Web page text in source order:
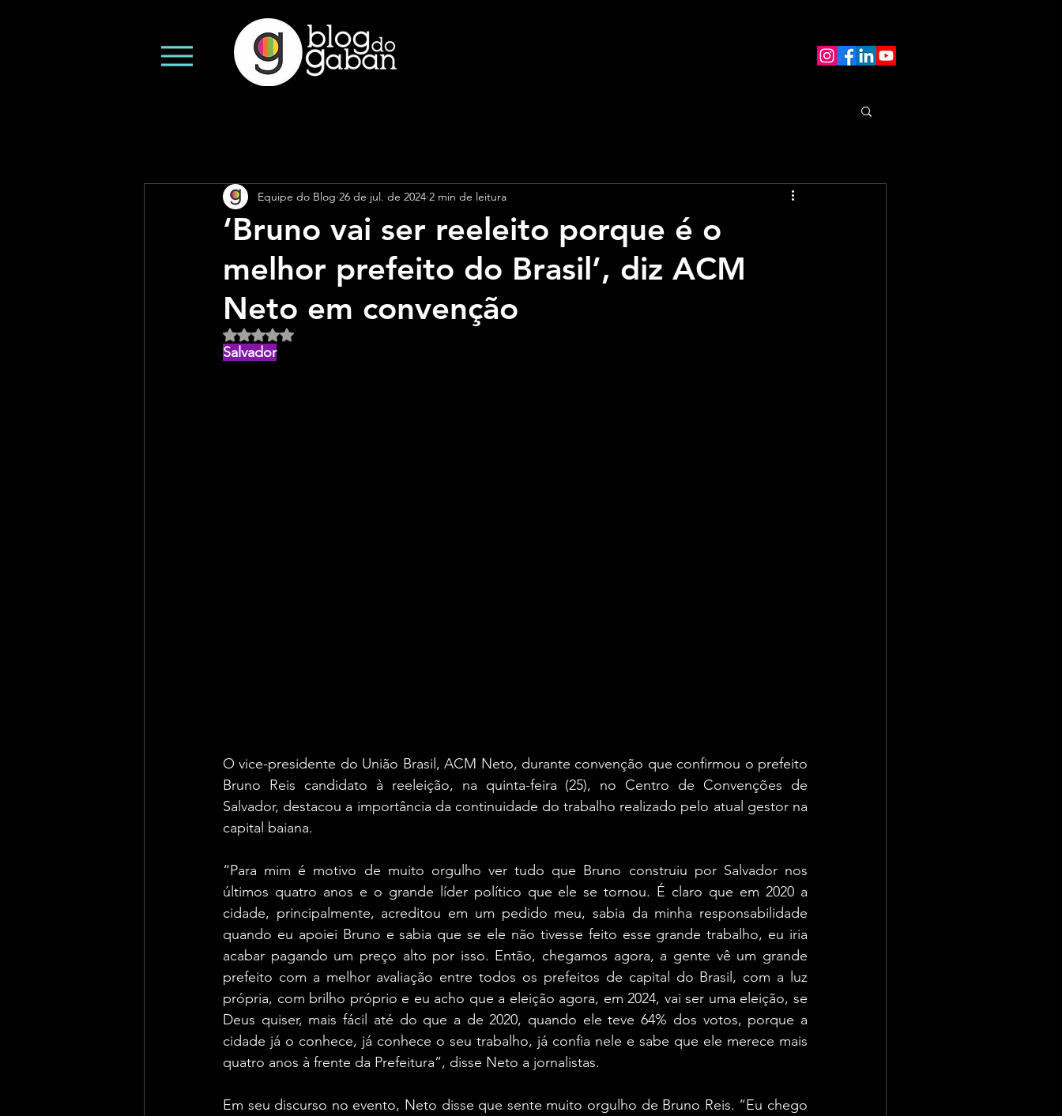
‘Bruno vai ser reeleito porque é o
melhor prefeito do Brasil’, diz ACM
Neto em convenção
Equipe do Blog 26 de jul. de 2024 2 min de leitura
Avaliado com NaN de 5 estrelas.
Salvador
O vice-presidente do União Brasil, ACM Neto, durante convenção que confirmou o prefeito
Bruno Reis candidato à reeleição, na quinta-feira (25), no Centro de Convenções de
Salvador, destacou a importância da continuidade do trabalho realizado pelo atual gestor na
capital baiana.
“Para mim é motivo de muito orgulho ver tudo que Bruno construiu por Salvador nos
últimos quatro anos e o grande líder político que ele se tornou. É claro que em 2020 a
cidade, principalmente, acreditou em um pedido meu, sabia da minha responsabilidade
quando eu apoiei Bruno e sabia que se ele não tivesse feito esse grande trabalho, eu iria
acabar pagando um preço alto por isso. Então, chegamos agora, a gente vê um grande
prefeito com a melhor avaliação entre todos os prefeitos de capital do Brasil, com a luz
própria, com brilho próprio e eu acho que a eleição agora, em 2024, vai ser uma eleição, se
Deus quiser, mais fácil até do que a de 2020, quando ele teve 64% dos votos, porque a
cidade já o conhece, já conhece o seu trabalho, já confia nele e sabe que ele merece mais
quatro anos à frente da Prefeitura”, disse Neto a jornalistas.
Em seu discurso no evento, Neto disse que sente muito orgulho de Bruno Reis. “Eu chego